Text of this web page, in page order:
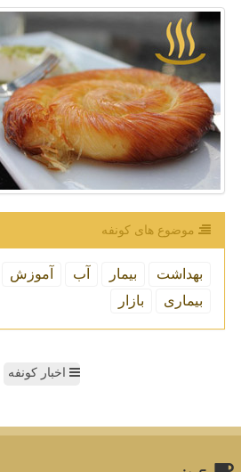
موضوع های كونفه
بهداشت بیمار آب آموزش
بیماری
بازار
اخبار کونفه